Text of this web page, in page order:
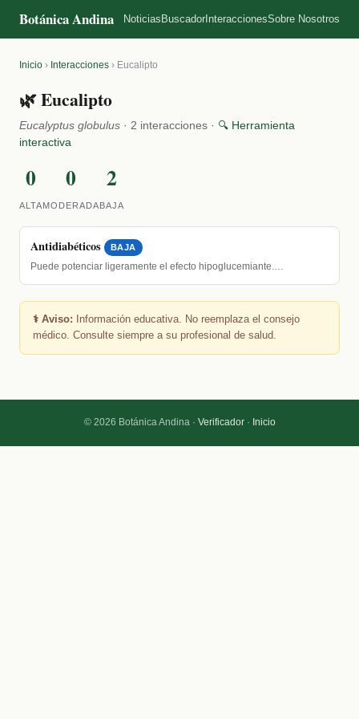
Botánica Andina Noticias Buscador InteraccionesSobre Nosotros
Inicio › Interacciones › Eucalipto
🌿 Eucalipto
Eucalyptus globulus · 2 interacciones · 🔍 Herramienta
interactiva
0
ALTA
0
MODERADA
2
BAJA
Antidiabéticos BAJA
Puede potenciar ligeramente el efecto hipoglucemiante.…
⚕️ Aviso: Información educativa. No reemplaza el consejo
médico. Consulte siempre a su profesional de salud.
© 2026 Botánica Andina · Verificador· Inicio